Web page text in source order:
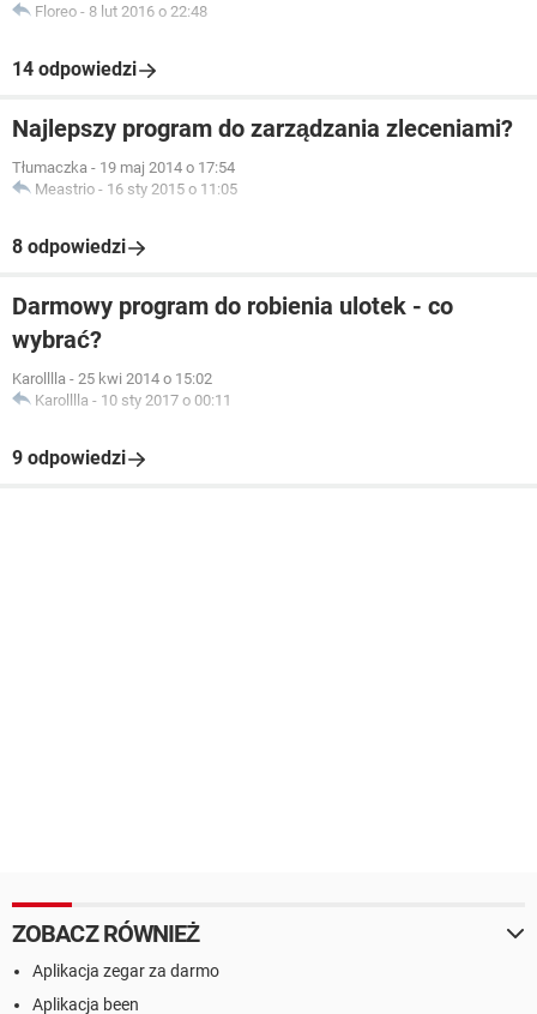
Floreo - 8 lut 2016 o 22:48
14 odpowiedzi
Najlepszy program do zarządzania zleceniami?
Tłumaczka - 19 maj 2014 o 17:54
Meastrio - 16 sty 2015 o 11:05
8 odpowiedzi
Darmowy program do robienia ulotek - co
wybrać?
Karolllla - 25 kwi 2014 o 15:02
Karolllla - 10 sty 2017 o 00:11
9 odpowiedzi
ZOBACZ RÓWNIEŻ
Aplikacja zegar za darmo
Aplikacja been